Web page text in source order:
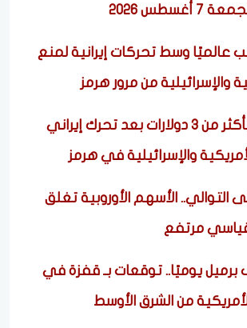
2026
عالميًا وسط تحركات إيرانية لمنع
والإسرائيلية من مرور هرمز
النفط يقفز بأكثر من 3 دولارات بعد تحرك إيراني
والإسرائيلية في هرمز
الـ 3 على التوالي.. الأسهم الأوروبية تغلق
مرتفع
600 ألف برميل يوميًا.. توقعات بـ قفزة في
من الشرق الأوسط